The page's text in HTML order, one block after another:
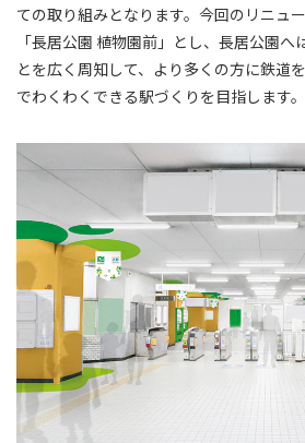
ての取り組みとなります。今回のリニュ
「長居公園 植物園前」とし、長居公園
とを広く周知して、より多くの方に鉄道
でわくわくできる駅づくりを目指します。